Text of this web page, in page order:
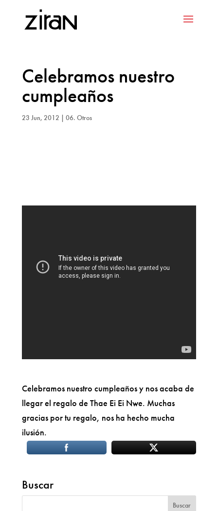
Celebramos nuestro
cumpleaños
23 Jun, 2012 | 06. Otros
Celebramos nuestro cumpleaños y nos acaba de
llegar el regalo de Thae Ei Ei Nwe. Muchas
gracias por tu regalo, nos ha hecho mucha
ilusión.
Buscar